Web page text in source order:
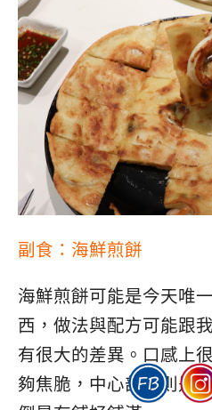
副食：海鮮煎餅
海鮮煎餅可能是今天唯
西，做法與配方可能跟
有很大的差異。口感上
夠焦脆，中心部分則是